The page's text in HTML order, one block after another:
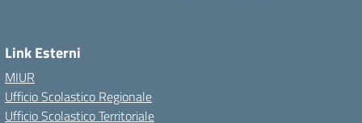
Link Esterni
MIUR
Ufficio Scolastico Regionale
Ufficio Scolastico Territoriale